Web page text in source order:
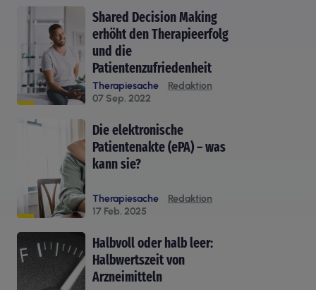
Shared Decision Making
erhöht den Therapieerfolg
und die
Patientenzufriedenheit
Therapiesache
Redaktion
07 Sep. 2022
Die elektronische
Patientenakte (ePA) – was
kann sie?
Therapiesache
Redaktion
17 Feb. 2025
Halbvoll oder halb leer:
Halbwertszeit von
Arzneimitteln